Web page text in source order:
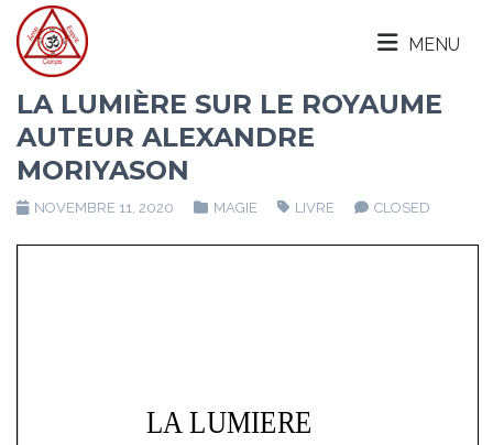
MENU
LA LUMIÈRE SUR LE ROYAUME
AUTEUR ALEXANDRE
MORIYASON
NOVEMBRE 11, 2020 MAGIE LIVRE CLOSED